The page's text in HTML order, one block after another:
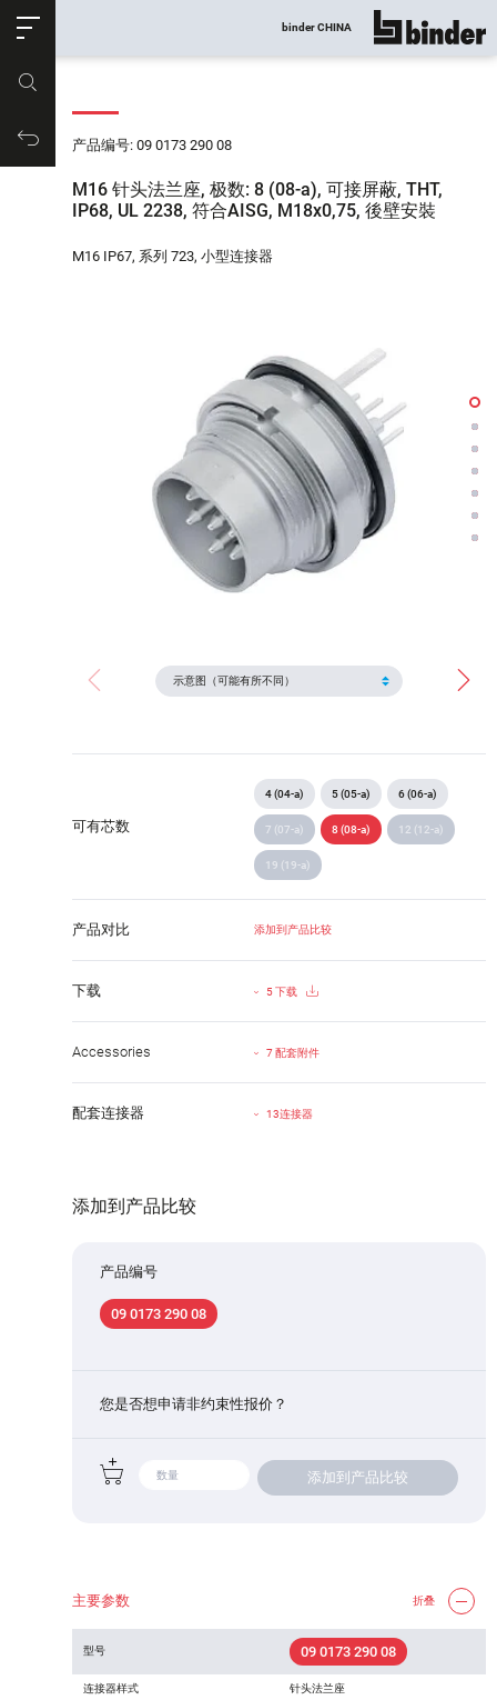
购物车
binder CHINA 显示所有
产品编号: 09 0173 290 08
M16 针头法兰座, 极数: 8 (08-a), 可接屏蔽, THT,
IP68, UL 2238, 符合AISG, M18x0,75, 後壁安裝
M16 IP67, 系列 723, 小型连接器
可有芯数
4 (04-a) 5 (05-a) 6 (06-a)
7 (07-a) 8 (08-a) 12 (12-a)
19 (19-a)
产品对比 添加到产品比较
下载 5 下载
Accessories 7 配套附件
配套连接器 13连接器
添加到产品比较
产品编号
09 0173 290 08
您是否想申请非约束性报价？
添加到产品比较
主要参数 折叠
型号 09 0173 290 08
连接器样式 针头法兰座